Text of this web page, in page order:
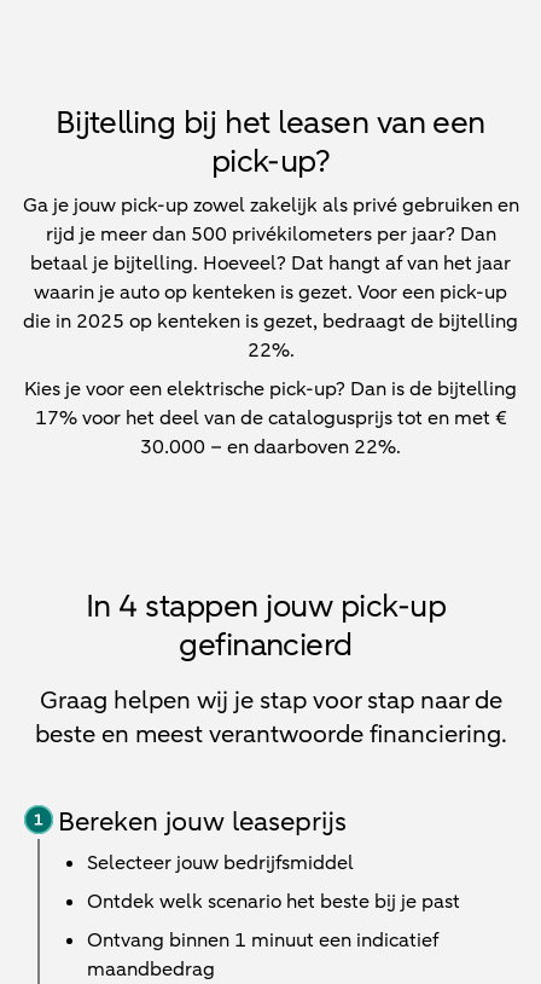
Bijtelling bij het leasen van een
pick-up?
Ga je jouw pick-up zowel zakelijk als privé gebruiken en
rijd je meer dan 500 privékilometers per jaar? Dan
betaal je bijtelling. Hoeveel? Dat hangt af van het jaar
waarin je auto op kenteken is gezet. Voor een pick-up
die in 2025 op kenteken is gezet, bedraagt de bijtelling
22%.
Kies je voor een elektrische pick-up? Dan is de bijtelling
17% voor het deel van de catalogusprijs tot en met €
30.000 – en daarboven 22%.
In 4 stappen jouw pick-up
gefinancierd
Graag helpen wij je stap voor stap naar de
beste en meest verantwoorde financiering.
Bereken jouw leaseprijs
Selecteer jouw bedrijfsmiddel
Ontdek welk scenario het beste bij je past
Ontvang binnen 1 minuut een indicatief
maandbedrag